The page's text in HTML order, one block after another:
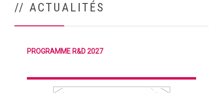
// ACTUALITÉS
PROGRAMME R&D 2027